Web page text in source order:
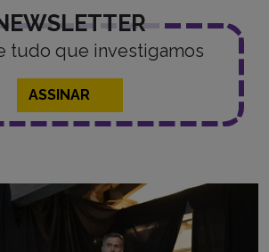
tudo que investigamos
ASSINAR